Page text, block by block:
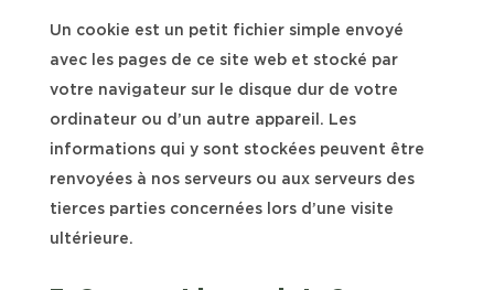
Un cookie est un petit fichier simple envoyé
avec les pages de ce site web et stocké par
votre navigateur sur le disque dur de votre
ordinateur ou d’un autre appareil. Les
informations qui y sont stockées peuvent être
renvoyées à nos serveurs ou aux serveurs des
tierces parties concernées lors d’une visite
ultérieure.